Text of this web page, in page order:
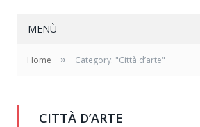
MENÙ
Home » Category: "Città d’arte"
CITTÀ D’ARTE